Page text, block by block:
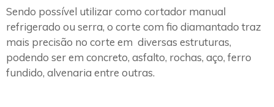
Sendo possível utilizar como cortador manual
refrigerado ou serra, o corte com fio diamantado traz
mais precisão no corte em diversas estruturas,
podendo ser em concreto, asfalto, rochas, aço, ferro
fundido, alvenaria entre outras.